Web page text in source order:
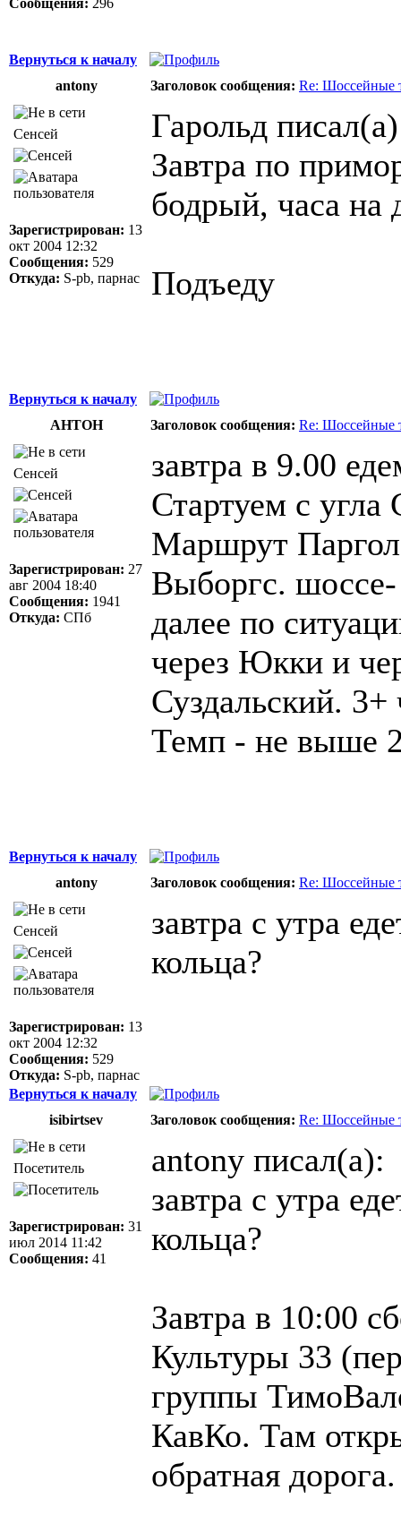
Вернуться к началу
antony
Заголовок сообщения: Re: Шоссейные
Сенсей
Зарегистрирован: 13
окт 2004 12:32
Сообщения: 529
Откуда: S-pb, парнас
Гарольд
Завтра по
бодрый, часа
Подъеду
Вернуться к началу
AHTOH
Заголовок сообщения: Re: Шоссейные
Сенсей
Зарегистрирован: 27
авг 2004 18:40
Сообщения: 1941
Откуда: СПб
завтра в 9.00
Стартуем с угла
Маршрут
Выборгс. шоссе-
далее по
через Юкки и
Суздальский.
Темп - не выше
Вернуться к началу
antony
Заголовок сообщения: Re: Шоссейные
Сенсей
Зарегистрирован: 13
окт 2004 12:32
Сообщения: 529
Откуда: S-pb, парнас
завтра с утра
кольца?
Вернуться к началу
isibirtsev
Заголовок сообщения: Re: Шоссейные
Посетитель
Зарегистрирован: 31
июл 2014 11:42
Сообщения: 41
antony писал(а):
завтра с утра
кольца?
Завтра в 10:00
Культуры 33
группы
КавКо. Там
обратная дорога.